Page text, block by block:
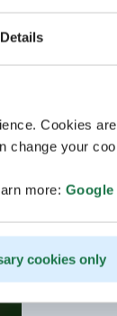
Details
Cookies
change your
more: Google
cookies only